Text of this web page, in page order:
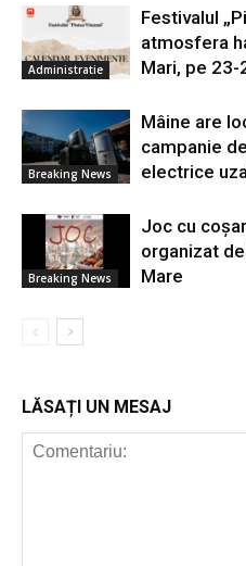
Administratie
Festivalul
atmosfera
Mari, pe
Breaking News
Mâine are
campanie
electrice
Breaking News
Joc cu
organizat
Mare
LĂSAȚI UN MESAJ